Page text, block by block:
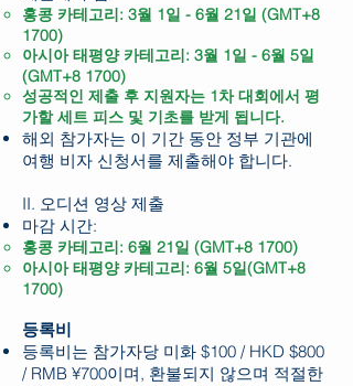
홍콩 카테고리: 3월 1일 - 6월 21일 (GMT+8
1700)
아시아 태평양 카테고리: 3월 1일 - 6월 5일
(GMT+8 1700)
성공적인 제출 후 지원자는 1차 대회에서 평
가할 세트 피스 및 기초를 받게 됩니다.
해외 참가자는 이 기간 동안 정부 기관에
여행 비자 신청서를 제출해야 합니다.
II. 오디션 영상 제출
마감 시간:
홍콩 카테고리: 6월 21일 (GMT+8 1700)
아시아 태평양 카테고리: 6월 5일(GMT+8
1700)
등록비
등록비는 참가자당 미화 $100 / HKD $800
/ RMB ¥700이며, 환불되지 않으며 적절한